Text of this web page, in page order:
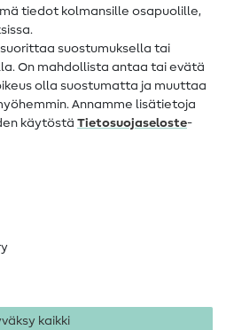
tiedot kolmansille osapuolille,
suostumuksella tai
On mahdollista antaa tai evätä
olla suostumatta ja muuttaa
Annamme lisätietoja
käytöstä Tietosuojaseloste-
kaikki